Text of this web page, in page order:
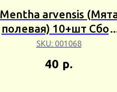
Mentha arvensis
полевая) 10+шт Сбор
24г
SKU: 001068
40 р.